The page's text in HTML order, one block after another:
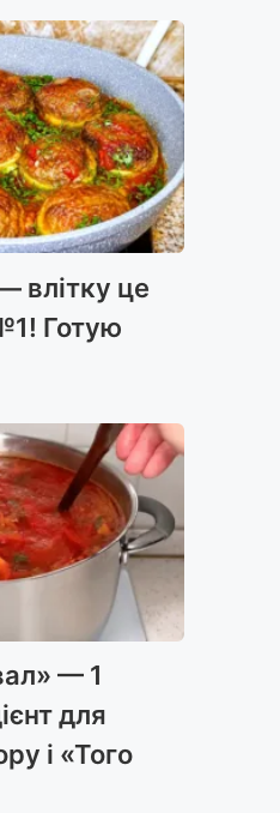
влітку це
Готую
— 1
для
і «Того